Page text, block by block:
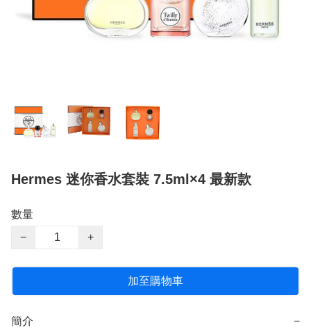
Hermes 迷你香水套裝 7.5ml×4 最新款
數量
−
+
加至購物車
簡介 −